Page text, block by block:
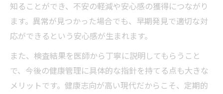
知ることができ、不安の軽減や安心感の獲得につながり
ます。異常が見つかった場合でも、早期発見で適切な対
応ができるという安心感が生まれます。
また、検査結果を医師から丁寧に説明してもらうこと
で、今後の健康管理に具体的な指針を持てる点も大きな
メリットです。健康志向が高い現代だからこそ、定期的